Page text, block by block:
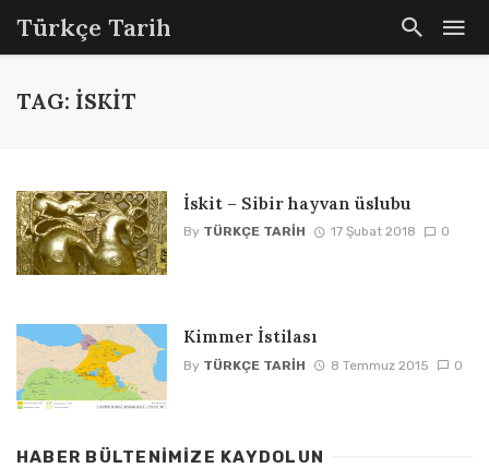
Türkçe Tarih
TAG: İSKIT
İskit – Sibir hayvan üslubu
By TÜRKÇE TARIH 17 Şubat 2018 0
Kimmer İstilası
By TÜRKÇE TARIH 8 Temmuz 2015 0
HABER BÜLTENIMIZE KAYDOLUN